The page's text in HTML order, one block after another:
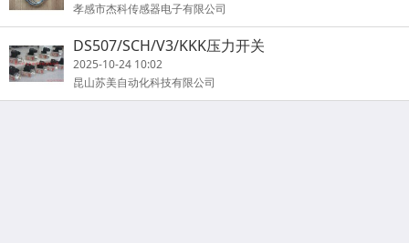
孝感市杰科传感器电子有限公司
DS507/SCH/V3/KKK压力开关
2025-10-24 10:02
昆山苏美自动化科技有限公司